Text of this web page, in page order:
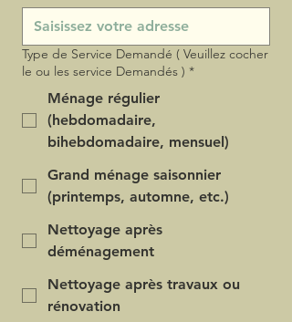
Type de Service Demandé ( Veuillez cocher
le ou les service Demandés ) *
Ménage régulier
(hebdomadaire,
bihebdomadaire, mensuel)
Grand ménage saisonnier
(printemps, automne, etc.)
Nettoyage après
déménagement
Nettoyage après travaux ou
rénovation